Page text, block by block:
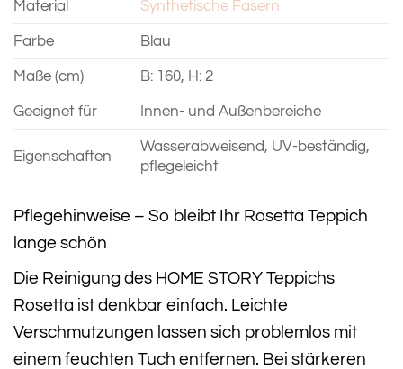
Material Synthetische Fasern
Farbe Blau
Maße (cm) B: 160, H: 2
Geeignet für Innen- und Außenbereiche
Eigenschaften
Wasserabweisend, UV-beständig,
pflegeleicht
Pflegehinweise – So bleibt Ihr Rosetta Teppich
lange schön
Die Reinigung des HOME STORY Teppichs
Rosetta ist denkbar einfach. Leichte
Verschmutzungen lassen sich problemlos mit
einem feuchten Tuch entfernen. Bei stärkeren